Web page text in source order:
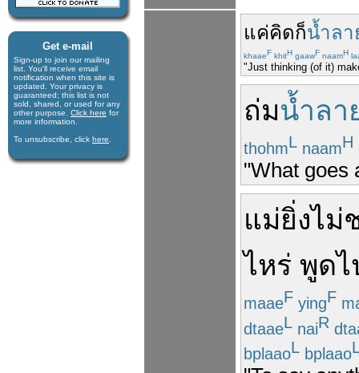
Get e-mail
Sign-up to join our mail­ing
list. You'll receive e­mail
notification when this site is
updated. Your privacy is
guaran­teed; this list is not
sold, shared, or used for any
other purpose. Click here for
more infor­mation.
To unsubscribe, click here
แค่คิดก็น้ำลา
khaaeF khitH gaawF naamH
"Just thinking (of it)
ถ่มน้ำลา
thohmL naamH
"What goes
แม่ยิ่งไม่
ไหร่ พูด
maaeF yingF
dtaaeL naiR
bplaaoL bplaao